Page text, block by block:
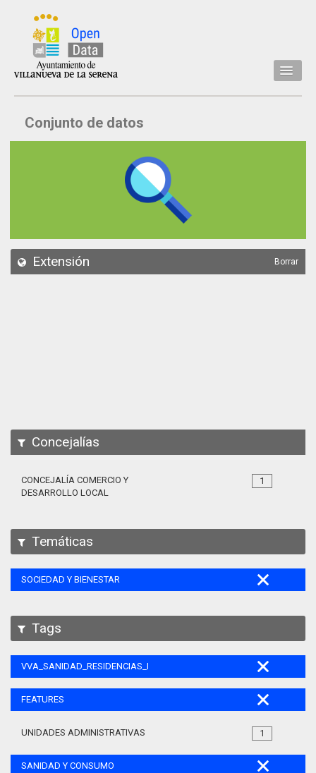
Inicio
Datos
API
Conjunto de datos
Extensión Borrar
Concejalías
1
CONCEJALÍA COMERCIO Y
DESARROLLO LOCAL
Temáticas
SOCIEDAD Y BIENESTAR
Tags
VVA_SANIDAD_RESIDENCIAS_MAYORES_105
FEATURES
1
UNIDADES ADMINISTRATIVAS
SANIDAD Y CONSUMO